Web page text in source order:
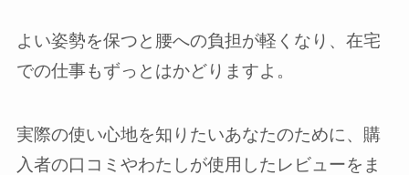
よい姿勢を保つと腰への負担が軽くなり、在宅
での仕事もずっとはかどりますよ。
実際の使い心地を知りたいあなたのために、購
入者の口コミやわたしが使用したレビューをま